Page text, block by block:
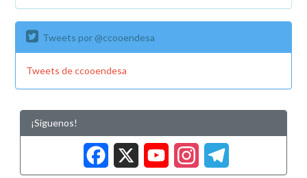
Tweets por @ccooendesa
Tweets de ccooendesa
¡Síguenos!
Facebook
X